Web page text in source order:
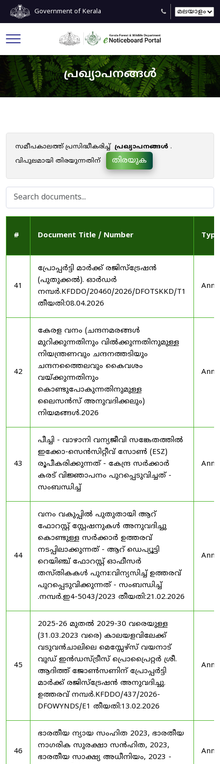
Government of Kerala
പ്രഖ്യാപനങ്ങൾ
സമീപകാലത്ത് പ്രസിദ്ധീകരിച്ച് പ്രഖ്യാപനങ്ങൾ .
വിപുലമായി തിരയുന്നതിന്
തിരയുക
# Document Title / Number Type
41
പ്രോപ്പർട്ടി മാർക്ക് രജിസ്ട്രേഷൻ
(പുതുക്കൽ). ഓർഡർ
നമ്പർ.KFDDO/20460/2026/DFOTSKKD/T1
തീയതി:08.04.2026
42
കേരള വനം (ചന്ദനമരങ്ങൾ
മുറിക്കുന്നതിനും വിൽക്കുന്നതിനുമുള്ള
നിയന്ത്രണവും ചന്ദനത്തടിയും
ചന്ദനത്തൈലവും കൈവശം
വയ്ക്കുന്നതിനും
കൊണ്ടുപോകുന്നതിനുമുള്ള
ലൈസൻസ് അനുവദിക്കലും)
നിയമങ്ങൾ.2026
43
പീച്ചി - വാഴാനി വന്യജീവി സങ്കേതത്തിൽ
ഇക്കോ-സെൻസിറ്റീവ് സോൺ (ESZ)
രൂപീകരിക്കുന്നത് - കേന്ദ്ര സർക്കാർ
കരട് വിജ്ഞാപനം പുറപ്പെടുവിച്ചത് -
സംബന്ധിച്ച്
44
വനം വകുപ്പിൽ പുതുതായി ആറ്
ഫോറസ്റ്റ് സ്റ്റേഷനുകൾ അനുവദിച്ചു
കൊണ്ടുള്ള സർക്കാർ ഉത്തരവ്
നടപ്പിലാക്കുന്നത് - ആറ് ഡെപ്യൂട്ടി
റെയിഞ്ച് ഫോറസ്റ്റ് ഓഫീസർ
തസ്തികകൾ പുനഃ:വിന്യസിച്ച് ഉത്തരവ്
പുറപ്പെടുവിക്കുന്നത് - സംബന്ധിച്ച്
.നമ്പർ.ഇ4-5043/2023 തീയതി:21.02.2026
45
2025-26 മുതൽ 2029-30 വരെയുള്ള
(31.03.2023 വരെ) കാലയളവിലേക്ക്
വടുവൻചാലിലെ മെസ്സേഴ്സ് വയനാട്
വുഡ് ഇൻഡസ്ട്രീസ് പ്രൊപ്രൈറ്റർ ശ്രീ.
ആദിത്ത് ജോൺസണിന് പ്രോപ്പർട്ടി
മാർക്ക് രജിസ്ട്രേഷൻ അനുവദിച്ചു.
ഉത്തരവ് നമ്പർ.KFDDO/437/2026-
DFOWYNDS/E1 തീയതി:13.02.2026
46
ഭാരതീയ ന്യായ സംഹിത 2023, ഭാരതീയ
നാഗരിക സുരക്ഷാ സൻഹിത, 2023,
ഭാരതീയ സാക്ഷ്യ അധീനിയം, 2023 -